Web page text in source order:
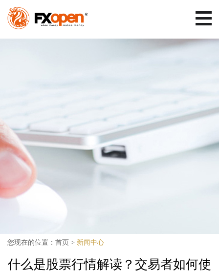
您现在的位置： 首页 > 新闻中心
什么是股票行情解读？交易者如何使